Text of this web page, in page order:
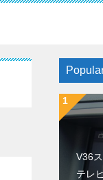
V36
テレ